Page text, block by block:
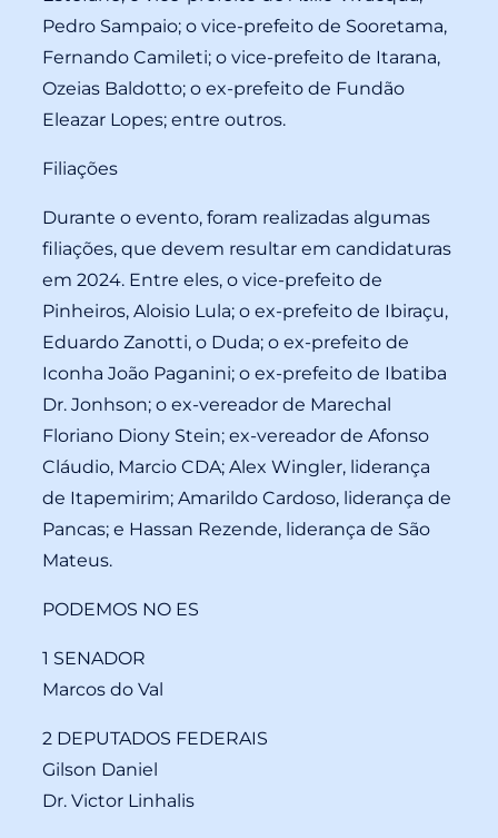
Pedro Sampaio; o vice-prefeito de Sooretama,
Fernando Camileti; o vice-prefeito de Itarana,
Ozeias Baldotto; o ex-prefeito de Fundão
Eleazar Lopes; entre outros.
Filiações
Durante o evento, foram realizadas algumas
filiações, que devem resultar em candidaturas
em 2024. Entre eles, o vice-prefeito de
Pinheiros, Aloisio Lula; o ex-prefeito de Ibiraçu,
Eduardo Zanotti, o Duda; o ex-prefeito de
Iconha João Paganini; o ex-prefeito de Ibatiba
Dr. Jonhson; o ex-vereador de Marechal
Floriano Diony Stein; ex-vereador de Afonso
Cláudio, Marcio CDA; Alex Wingler, liderança
de Itapemirim; Amarildo Cardoso, liderança de
Pancas; e Hassan Rezende, liderança de São
Mateus.
PODEMOS NO ES
1 SENADOR
Marcos do Val
2 DEPUTADOS FEDERAIS
Gilson Daniel
Dr. Victor Linhalis